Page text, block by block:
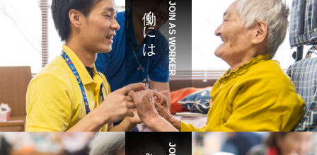
JOIN AS WORKER
働くには